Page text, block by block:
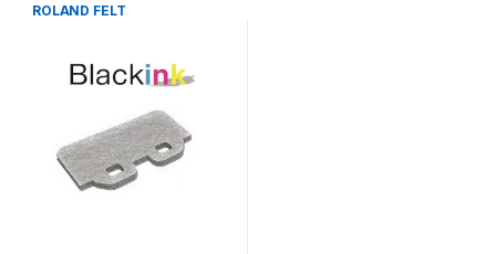
ROLAND FELT